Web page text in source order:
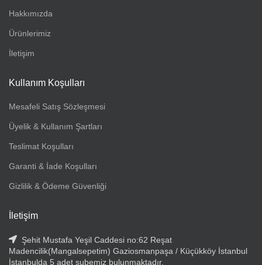
Hakkımızda
Ürünlerimiz
İletişim
Kullanım Koşulları
Mesafeli Satış Sözleşmesi
Üyelik & Kullanım Şartları
Teslimat Koşulları
Garanti & İade Koşulları
Gizlilik & Ödeme Güvenliği
İletişim
Şehit Mustafa Yeşil Caddesi no:62 Reşat
Madencilik(Mangalsepetim) Gaziosmanpaşa / Küçükköy İstanbul
İstanbulda 5 adet şubemiz bulunmaktadır.